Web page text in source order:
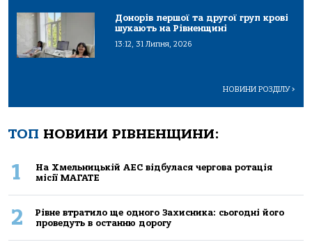
Донорів першої та другої груп крові
шукають на Рівненщині
13:12, 31 Липня, 2026
НОВИНИ РОЗДІЛУ>
ТОП НОВИНИ РІВНЕНЩИНИ:
1
На Хмельницькій АЕС відбулася чергова ротація
місії МАГАТЕ
2
Рівне втратило ще одного Захисника: сьогодні його
проведуть в останню дорогу